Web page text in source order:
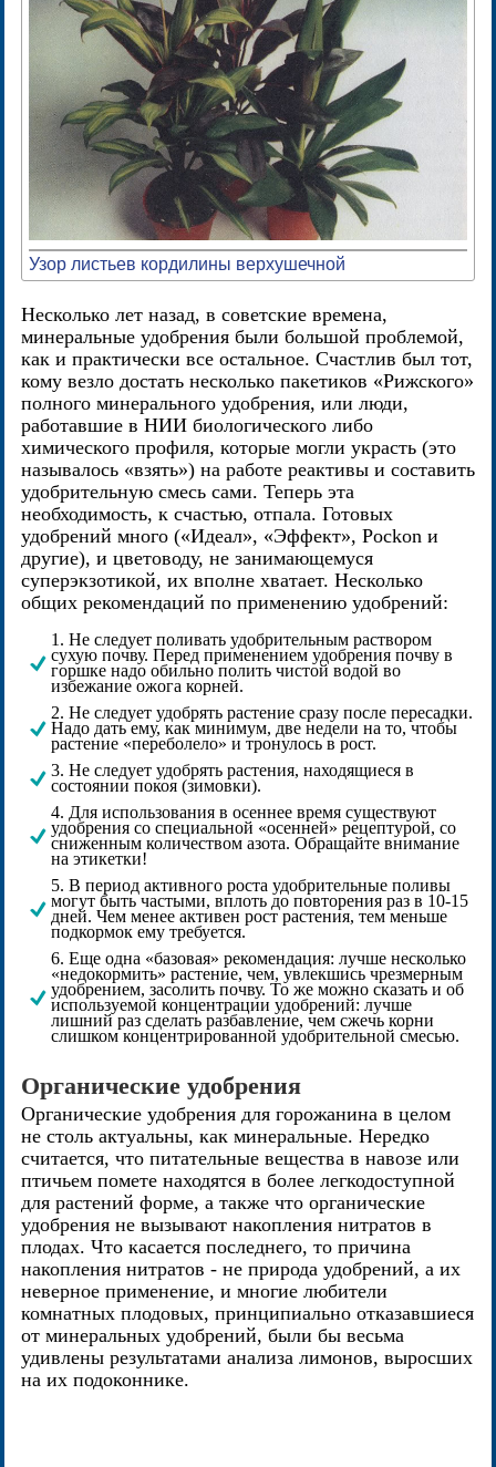
Узор листьев кордилины верхушечной
Несколько лет назад, в советские времена,
минеральные удобрения были большой проблемой,
как и практически все остальное. Счастлив был тот,
кому везло достать несколько пакетиков «Рижского»
полного минерального удобрения, или люди,
работавшие в НИИ биологического либо
химического профиля, которые могли украсть (это
называлось «взять») на работе реактивы и составить
удобрительную смесь сами. Теперь эта
необходимость, к счастью, отпала. Готовых
удобрений много («Идеал», «Эффект», Pockon и
другие), и цветоводу, не занимающемуся
суперэкзотикой, их вполне хватает. Несколько
общих рекомендаций по применению удобрений:
1. Не следует поливать удобрительным раствором
сухую почву. Перед применением удобрения почву в
горшке надо обильно полить чистой водой во
избежание ожога корней.
2. Не следует удобрять растение сразу после пересадки.
Надо дать ему, как минимум, две недели на то, чтобы
растение «переболело» и тронулось в рост.
3. Не следует удобрять растения, находящиеся в
состоянии покоя (зимовки).
4. Для использования в осеннее время существуют
удобрения со специальной «осенней» рецептурой, со
сниженным количеством азота. Обращайте внимание
на этикетки!
5. В период активного роста удобрительные поливы
могут быть частыми, вплоть до повторения раз в 10-15
дней. Чем менее активен рост растения, тем меньше
подкормок ему требуется.
6. Еще одна «базовая» рекомендация: лучше несколько
«недокормить» растение, чем, увлекшись чрезмерным
удобрением, засолить почву. То же можно сказать и об
используемой концентрации удобрений: лучше
лишний раз сделать разбавление, чем сжечь корни
слишком концентрированной удобрительной смесью.
Органические удобрения
Органические удобрения для горожанина в целом
не столь актуальны, как минеральные. Нередко
считается, что питательные вещества в навозе или
птичьем помете находятся в более легкодоступной
для растений форме, а также что органические
удобрения не вызывают накопления нитратов в
плодах. Что касается последнего, то причина
накопления нитратов - не природа удобрений, а их
неверное применение, и многие любители
комнатных плодовых, принципиально отказавшиеся
от минеральных удобрений, были бы весьма
удивлены результатами анализа лимонов, выросших
на их подоконнике.